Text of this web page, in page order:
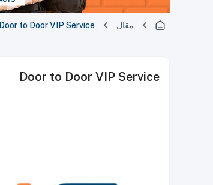
مقال Door to Door VIP Service
Door to Door VIP Service